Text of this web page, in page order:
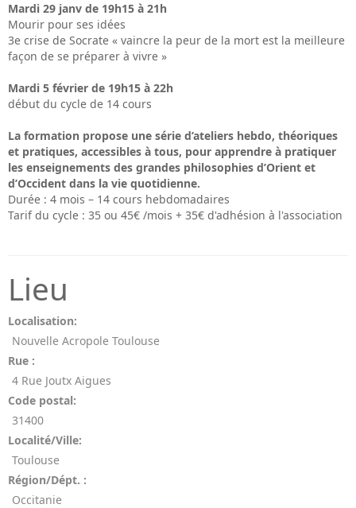
Mardi 29 janv de 19h15 à 21h
Mourir pour ses idées
3e crise de Socrate « vaincre la peur de la mort est la meilleure
façon de se préparer à vivre »
Mardi 5 février de 19h15 à 22h
début du cycle de 14 cours
La formation propose une série d’ateliers hebdo, théoriques
et pratiques, accessibles à tous, pour apprendre à pratiquer
les enseignements des grandes philosophies d’Orient et
d’Occident dans la vie quotidienne.
Durée : 4 mois – 14 cours hebdomadaires
Tarif du cycle : 35 ou 45€ /mois + 35€ d'adhésion à l'association
Lieu
Localisation:
Nouvelle Acropole Toulouse
Rue :
4 Rue Joutx Aigues
Code postal:
31400
Localité/Ville:
Toulouse
Région/Dépt. :
Occitanie